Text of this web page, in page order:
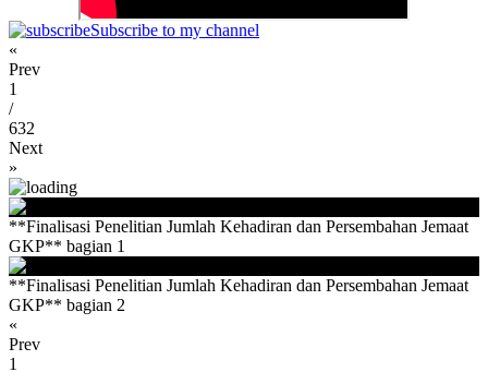
Subscribe to my channel
«
Prev
1
/
632
Next
»
**Finalisasi Penelitian Jumlah Kehadiran dan Persembahan Jemaat
GKP** bagian 1
**Finalisasi Penelitian Jumlah Kehadiran dan Persembahan Jemaat
GKP** bagian 2
«
Prev
1